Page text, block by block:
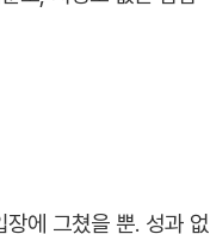
에 그쳤을 뿐. 성과 없